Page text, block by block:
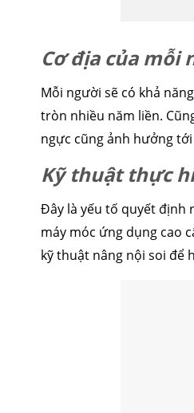
Cơ địa của mỗi
Mỗi người sẽ có khả
tròn nhiều năm liền.
ngực cũng ảnh hưởng
Kỹ thuật thực
Đây là yếu tố quyết định
máy móc ứng dụng cao
kỹ thuật nâng nội soi để